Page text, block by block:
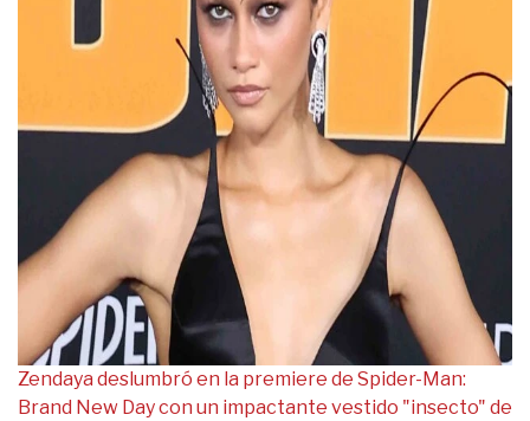
Zendaya deslumbró en la premiere de Spider-Man:
Brand New Day con un impactante vestido "insecto" de